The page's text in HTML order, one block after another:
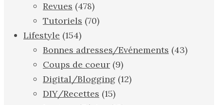
Revues (478)
Tutoriels (70)
Lifestyle (154)
Bonnes adresses/Evénements (43)
Coups de coeur (9)
Digital/Blogging (12)
DIY/Recettes (15)